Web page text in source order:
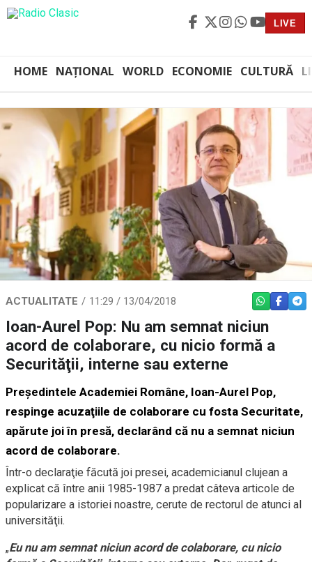
LIVE
HOME NAȚIONAL WORLD ECONOMIE CULTURĂ
ACTUALITATE 11:29 / 13/04/2018 WHATSAPP
Ioan-Aurel Pop: Nu am semnat niciun
acord de colaborare, cu nicio formă a
Securităţii, interne sau externe
Preşedintele Academiei Române, Ioan-Aurel Pop,
respinge acuzaţiile de colaborare cu fosta Securitate,
apărute joi în presă, declarând că nu a semnat niciun
acord de colaborare.
Într-o declaraţie făcută joi presei, academicianul clujean a
explicat că între anii 1985-1987 a predat câteva articole de
popularizare a istoriei noastre, cerute de rectorul de atunci al
universităţii.
„Eu nu am semnat niciun acord de colaborare, cu nicio